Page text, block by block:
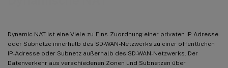
Dynamic NAT ist eine Viele-zu-Eins-Zuordnung einer privaten IP-Adresse
oder Subnetze innerhalb des SD-WAN-Netzwerks zu einer öffentlichen
IP-Adresse oder Subnetz außerhalb des SD-WAN-Netzwerks. Der
Datenverkehr aus verschiedenen Zonen und Subnetzen über